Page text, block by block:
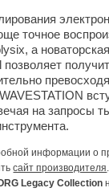
точное
а
позволяет
на запросы
информации о
сайт производителя.
Legacy Collection